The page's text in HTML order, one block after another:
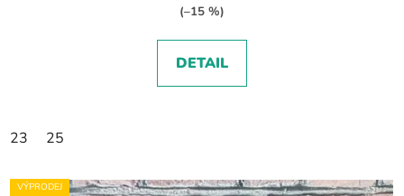
(–15 %)
DETAIL
23 25
VÝPRODEJ